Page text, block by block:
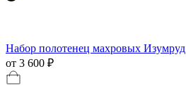
Набор полотенец махровых Изумруд
от 3 600 ₽